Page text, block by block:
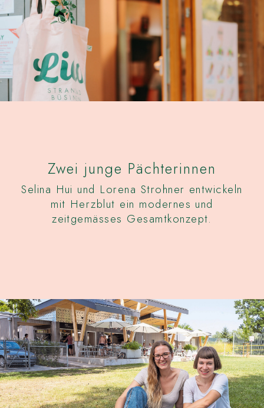
Zwei junge Pächterinnen
Selina Hui und Lorena Strohner entwickeln
mit Herzblut ein modernes und
zeitgemässes Gesamtkonzept.